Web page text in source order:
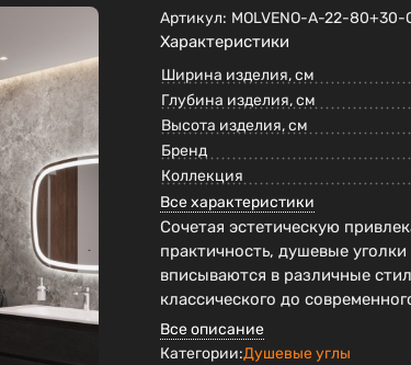
Артикул: MOLVENO-A-22-80+30-
Характеристики
Ширина изделия, см
Глубина изделия, см
Высота изделия, см
Бренд
Коллекция
Все характеристики
Сочетая эстетическую
практичность, душевые уголки
вписываются в различные
классического до
Все описание
Категории:Душевые углы